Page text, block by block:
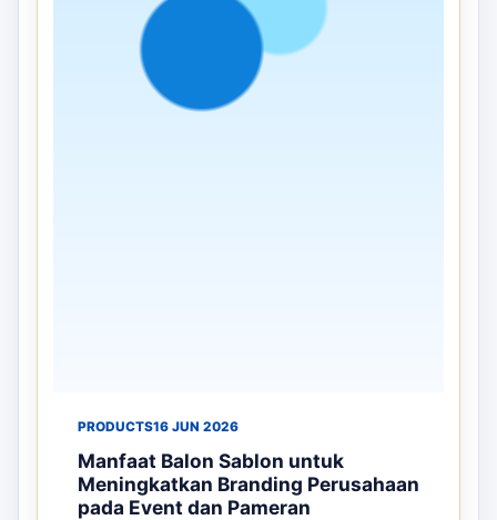
PRODUCTS16 JUN 2026
Manfaat Balon Sablon untuk
Meningkatkan Branding Perusahaan
pada Event dan Pameran